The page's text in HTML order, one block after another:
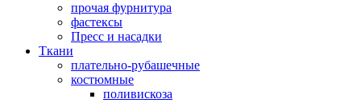
прочая фурнитура
фастексы
Пресс и насадки
Ткани
плательно-рубашечные
костюмные
поливискоза